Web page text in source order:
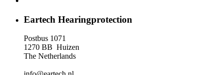
Eartech Hearingprotection
Postbus 1071
1270 BB Huizen
The Netherlands